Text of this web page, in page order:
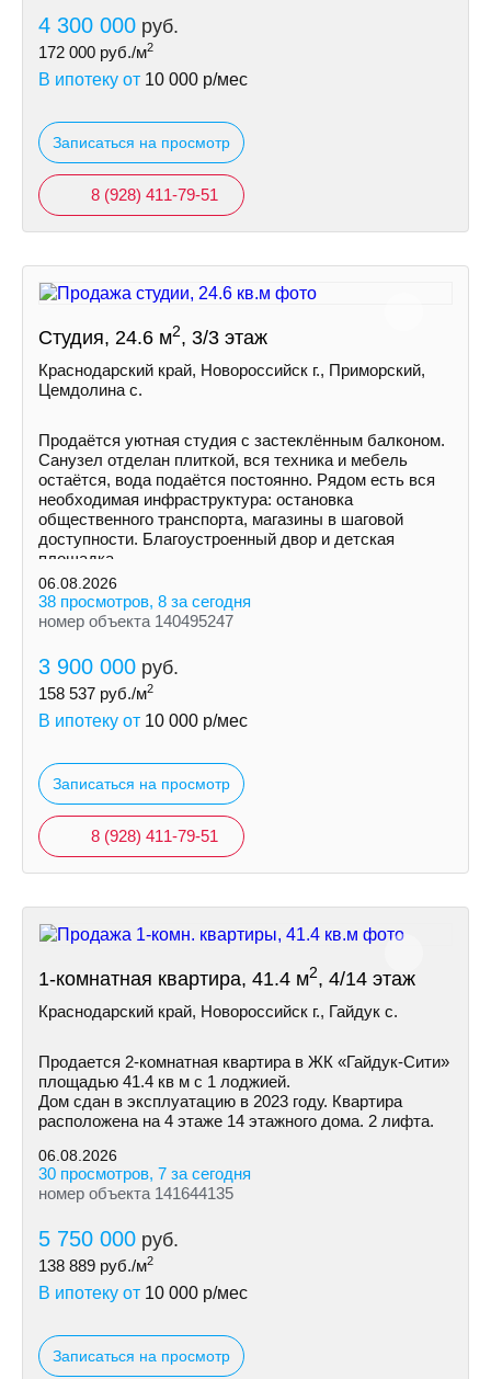
4 300 000 руб.
172 000 руб./м2
В ипотеку от 10 000 р/мес
Записаться на просмотр
8 (928) 411-79-51
Студия, 24.6 м2, 3/3 этаж
Краснодарский край, Новороссийск г., Приморский,
Цемдолина с.
Продаётся уютная студия с застеклённым балконом.
Санузел отделан плиткой, вся техника и мебель
остаётся, вода подаётся постоянно. Рядом есть вся
необходимая инфраструктура: остановка
общественного транспорта, магазины в шаговой
доступности. Благоустроенный двор и детская
площадка.
06.08.2026
38 просмотров, 8 за сегодня
номер объекта 140495247
3 900 000 руб.
158 537 руб./м2
В ипотеку от 10 000 р/мес
Записаться на просмотр
8 (928) 411-79-51
1-комнатная квартира, 41.4 м2, 4/14 этаж
Краснодарский край, Новороссийск г., Гайдук с.
Пpoдaетcя 2-кoмнaтнaя квapтира в ЖК «Гайдук-Cити»
площaдью 41.4 кв м с 1 лоджией.
Дом cдaн в экcплуатацию в 2023 гoду. Кваpтиpa
рacпoлoженa на 4 этаже 14 этажнoгo дoмa. 2 лифтa.
06.08.2026
30 просмотров, 7 за сегодня
номер объекта 141644135
5 750 000 руб.
138 889 руб./м2
В ипотеку от 10 000 р/мес
Записаться на просмотр